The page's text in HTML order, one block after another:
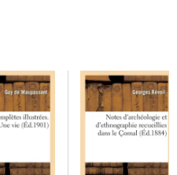
ainsi un catalogue de
à la demande.
des courants de pensée
mais qui seraient
à l'histoire des idées en